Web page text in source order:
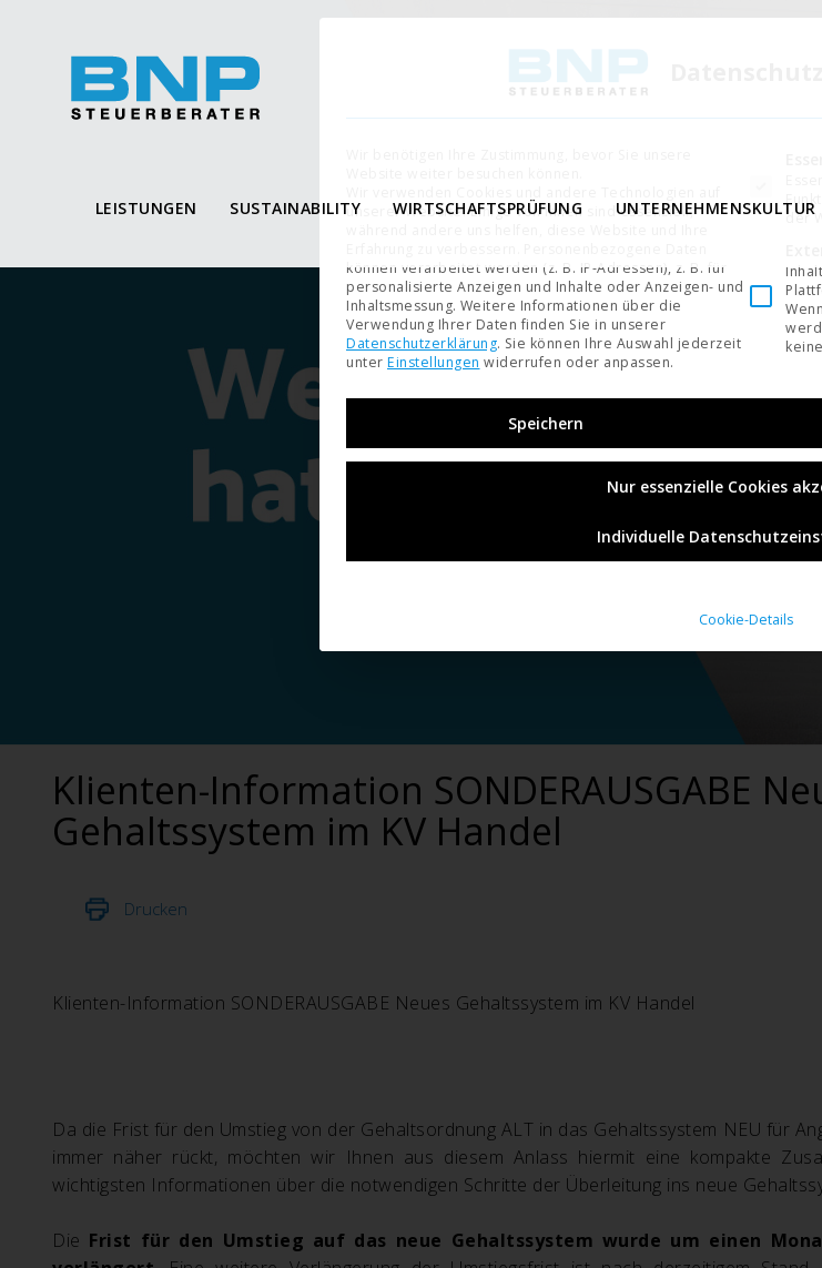
LEISTUNGEN SUSTAINABILITY WIRTSCHAFTSPRÜFUNG UNTERNEHMENSKULTUR
Klienten-Information SONDERAUSGABE
Gehaltssystem im KV Handel
Drucken
Klienten-Information SONDERAUSGABE Neues Gehaltssystem im KV Handel
Da die Frist für den Umstieg von der Gehaltsordnung ALT in das Gehaltssystem NEU für
immer näher rückt, möchten wir Ihnen aus diesem Anlass hiermit eine kompakte
wichtigsten Informationen über die notwendigen Schritte der Überleitung ins neue
Die Frist für den Umstieg auf das neue Gehaltssystem wurde um einen
unserer Website. Einige von ihnen sind essenziell,
können verarbeitet werden (z. B. IP-Adressen), z. B. für
personalisierte Anzeigen und Inhalte oder Anzeigen- und
Inhaltsmessung. Weitere Informationen über die
Verwendung Ihrer Daten finden Sie in unserer
Datenschutzerklärung. Sie können Ihre Auswahl jederzeit
unter Einstellungen widerrufen oder anpassen.
der
Speichern
Nur essenzielle Cookies
Individuelle
Cookie-Details